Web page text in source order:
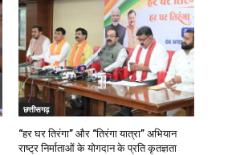
छत्तीसगढ़
“हर घर तिरंगा” और “तिरंगा यात्रा” अभियान
राष्ट्र निर्माताओं के योगदान के प्रति कृतज्ञता